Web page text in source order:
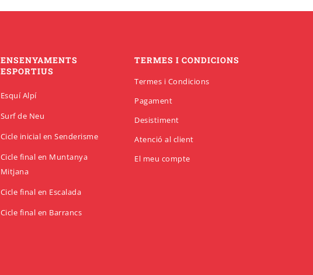
ENSENYAMENTS
ESPORTIUS
Esquí Alpí
Surf de Neu
Cicle inicial en Senderisme
Cicle final en Muntanya
Mitjana
Cicle final en Escalada
Cicle final en Barrancs
TERMES I CONDICIONS
Termes i Condicions
Pagament
Desistiment
Atenció al client
El meu compte